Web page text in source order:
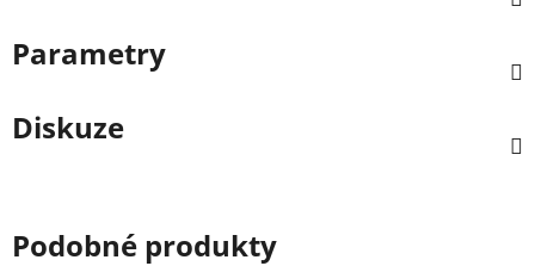
Parametry
Diskuze
Podobné produkty